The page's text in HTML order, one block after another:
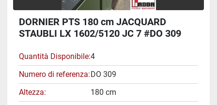
DORNIER PTS 180 cm JACQUARD
STAUBLI LX 1602/5120 JC 7 #DO 309
Quantità Disponibile 4
Numero di referenza DO 309
Altezza
180 cm